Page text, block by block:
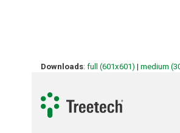
Downloads:full (601x601) |medium